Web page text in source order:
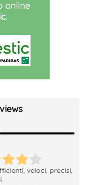
veloci, precisi,